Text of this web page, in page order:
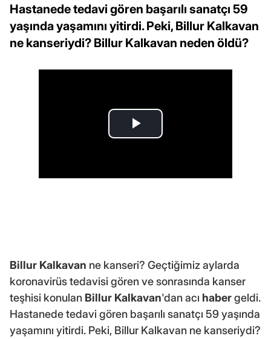
Hastanede tedavi gören başarılı sanatçı 59
yaşında yaşamını yitirdi. Peki, Billur Kalkavan
ne kanseriydi? Billur Kalkavan neden öldü?
Billur Kalkavan ne kanseri? Geçtiğimiz aylarda
koronavirüs tedavisi gören ve sonrasında kanser
teşhisi konulan Billur Kalkavan'dan acı habergeldi.
Hastanede tedavi gören başarılı sanatçı 59 yaşında
yaşamını yitirdi. Peki, Billur Kalkavan ne kanseriydi?